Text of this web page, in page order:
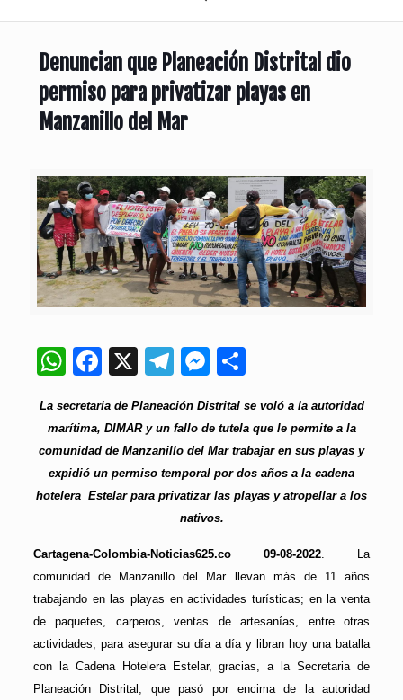
Denuncian que Planeación Distrital dio
permiso para privatizar playas en
Manzanillo del Mar
WhatsApp
Facebook
X Telegram
Messenger
La secretaria de Planeación Distrital se voló a la autoridad
marítima, DIMAR y un fallo de tutela que le permite a la
comunidad de Manzanillo del Mar trabajar en sus playas y
expidió un permiso temporal por dos años a la cadena
hotelera Estelar para privatizar las playas y atropellar a los
nativos.
Cartagena-Colombia-Noticias625.co 09-08-2022. La
comunidad de Manzanillo del Mar llevan más de 11 años
trabajando en las playas en actividades turísticas; en la venta
de paquetes, carperos, ventas de artesanías, entre otras
actividades, para asegurar su día a día y libran hoy una batalla
con la Cadena Hotelera Estelar, gracias, a la Secretaria de
Planeación Distrital, que pasó por encima de la autoridad